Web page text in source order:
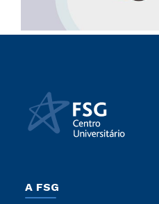
A FSG